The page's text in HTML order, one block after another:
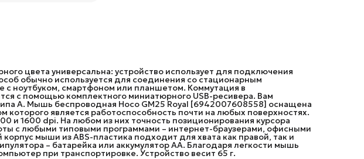
цвета универсальна: устройство использует для подключения
обычно используется для соединения со стационарным
с ноутбуком, смартфоном или планшетом. Коммутация в
с помощью комплектного миниатюрного USB-ресивера. Вам
A. Мышь беспроводная Hoco GM25 Royal [6942007608558] оснащена
является работоспособность почти на любых поверхностях.
и 1600 dpi. На любом из них точность позиционирования курсора
с любыми типовыми программами – интернет-браузерами, офисными
мыши из ABS-пластика подходит для хвата как правой, так и
– батарейка или аккумулятор AA. Благодаря легкости мышь
при транспортировке. Устройство весит 65 г.